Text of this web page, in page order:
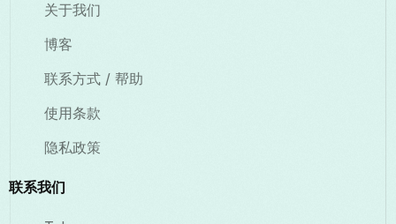
关于我们
博客
联系方式 / 帮助
使用条款
隐私政策
联系我们